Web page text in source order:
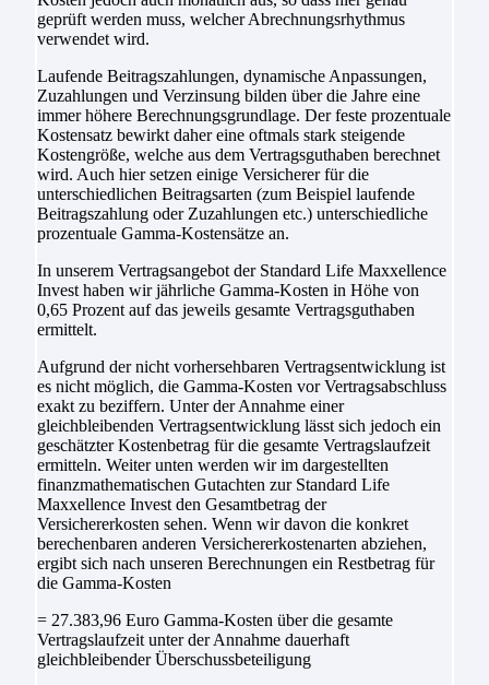
geprüft werden muss, welcher Abrechnungsrhythmus
verwendet wird.
Laufende Beitragszahlungen, dynamische Anpassungen,
Zuzahlungen und Verzinsung bilden über die Jahre eine
immer höhere Berechnungsgrundlage. Der feste prozentuale
Kostensatz bewirkt daher eine oftmals stark steigende
Kostengröße, welche aus dem Vertragsguthaben berechnet
wird. Auch hier setzen einige Versicherer für die
unterschiedlichen Beitragsarten (zum Beispiel laufende
Beitragszahlung oder Zuzahlungen etc.) unterschiedliche
prozentuale Gamma-Kostensätze an.
In unserem Vertragsangebot der Standard Life Maxxellence
Invest haben wir jährliche Gamma-Kosten in Höhe von
0,65 Prozent auf das jeweils gesamte Vertragsguthaben
ermittelt.
Aufgrund der nicht vorhersehbaren Vertragsentwicklung ist
es nicht möglich, die Gamma-Kosten vor Vertragsabschluss
exakt zu beziffern. Unter der Annahme einer
gleichbleibenden Vertragsentwicklung lässt sich jedoch ein
geschätzter Kostenbetrag für die gesamte Vertragslaufzeit
ermitteln. Weiter unten werden wir im dargestellten
finanzmathematischen Gutachten zur Standard Life
Maxxellence Invest den Gesamtbetrag der
Versichererkosten sehen. Wenn wir davon die konkret
berechenbaren anderen Versichererkostenarten abziehen,
ergibt sich nach unseren Berechnungen ein Restbetrag für
die Gamma-Kosten
= 27.383,96 Euro Gamma-Kosten über die gesamte
Vertragslaufzeit unter der Annahme dauerhaft
gleichbleibender Überschussbeteiligung